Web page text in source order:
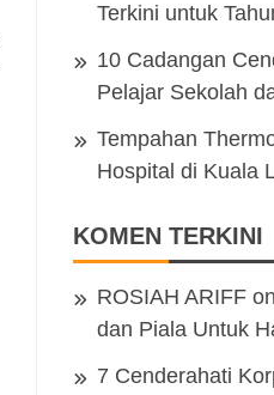
Terkini untuk
10 Cadangan
Pelajar Sekolah
Tempahan
Hospital di Kuala
KOMEN TERKINI
ROSIAH ARIFF on
dan Piala Untuk
7 Cenderahati